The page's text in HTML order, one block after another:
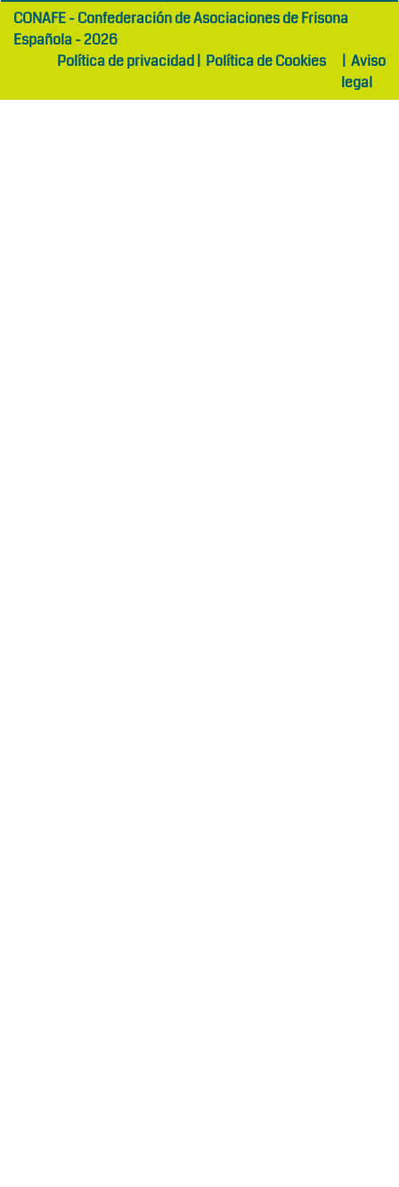
girls
abaya
maltepe
otelCONAFE - Confederación de Asociaciones de Frisona
Española - 2026
Política de privacidad| Política de Cookies | Aviso
legal